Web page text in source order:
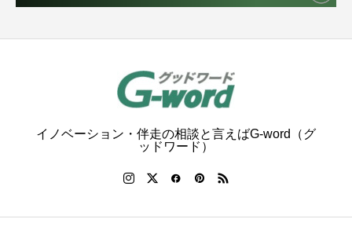
イノベーション・伴走の相談と言えばG-word（グ
ッドワード）